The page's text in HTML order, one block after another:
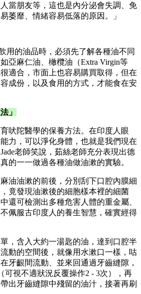
當朋友等，這也是內分泌會失調、免
萎靡、情緒容易低落的原因。」
用的油品時，必須先了解各種油不同
亞麻仁油、橄欖油（Extra Virgin等
適合，市面上也容易購買取得，但在
成份，以及食用的方式，才能食在安
」
吠陀醫學的保養方法。在印度人眼
力，可以淨化身體，也就是我們現在
老師笑說，茹絲老師充分表現出德
的一一做過各種油做油漱的實驗。
油油漱的前後，分別刮下口腔內膜細
竟發現油漱後的細胞樣本裡的細菌
還可檢測出多種危害人體的重金屬、
佩服古印度人的養生智慧，確實經得
單，含入大約一湯匙的油，達到口腔半
動的空間後，就像用水漱口一樣，咕
牙齦間流動、並來回通過牙齒縫隙，
可視不適狀況反覆操作2 - 3次），再
出牙齒縫隙中殘留的油汁，接著再刷